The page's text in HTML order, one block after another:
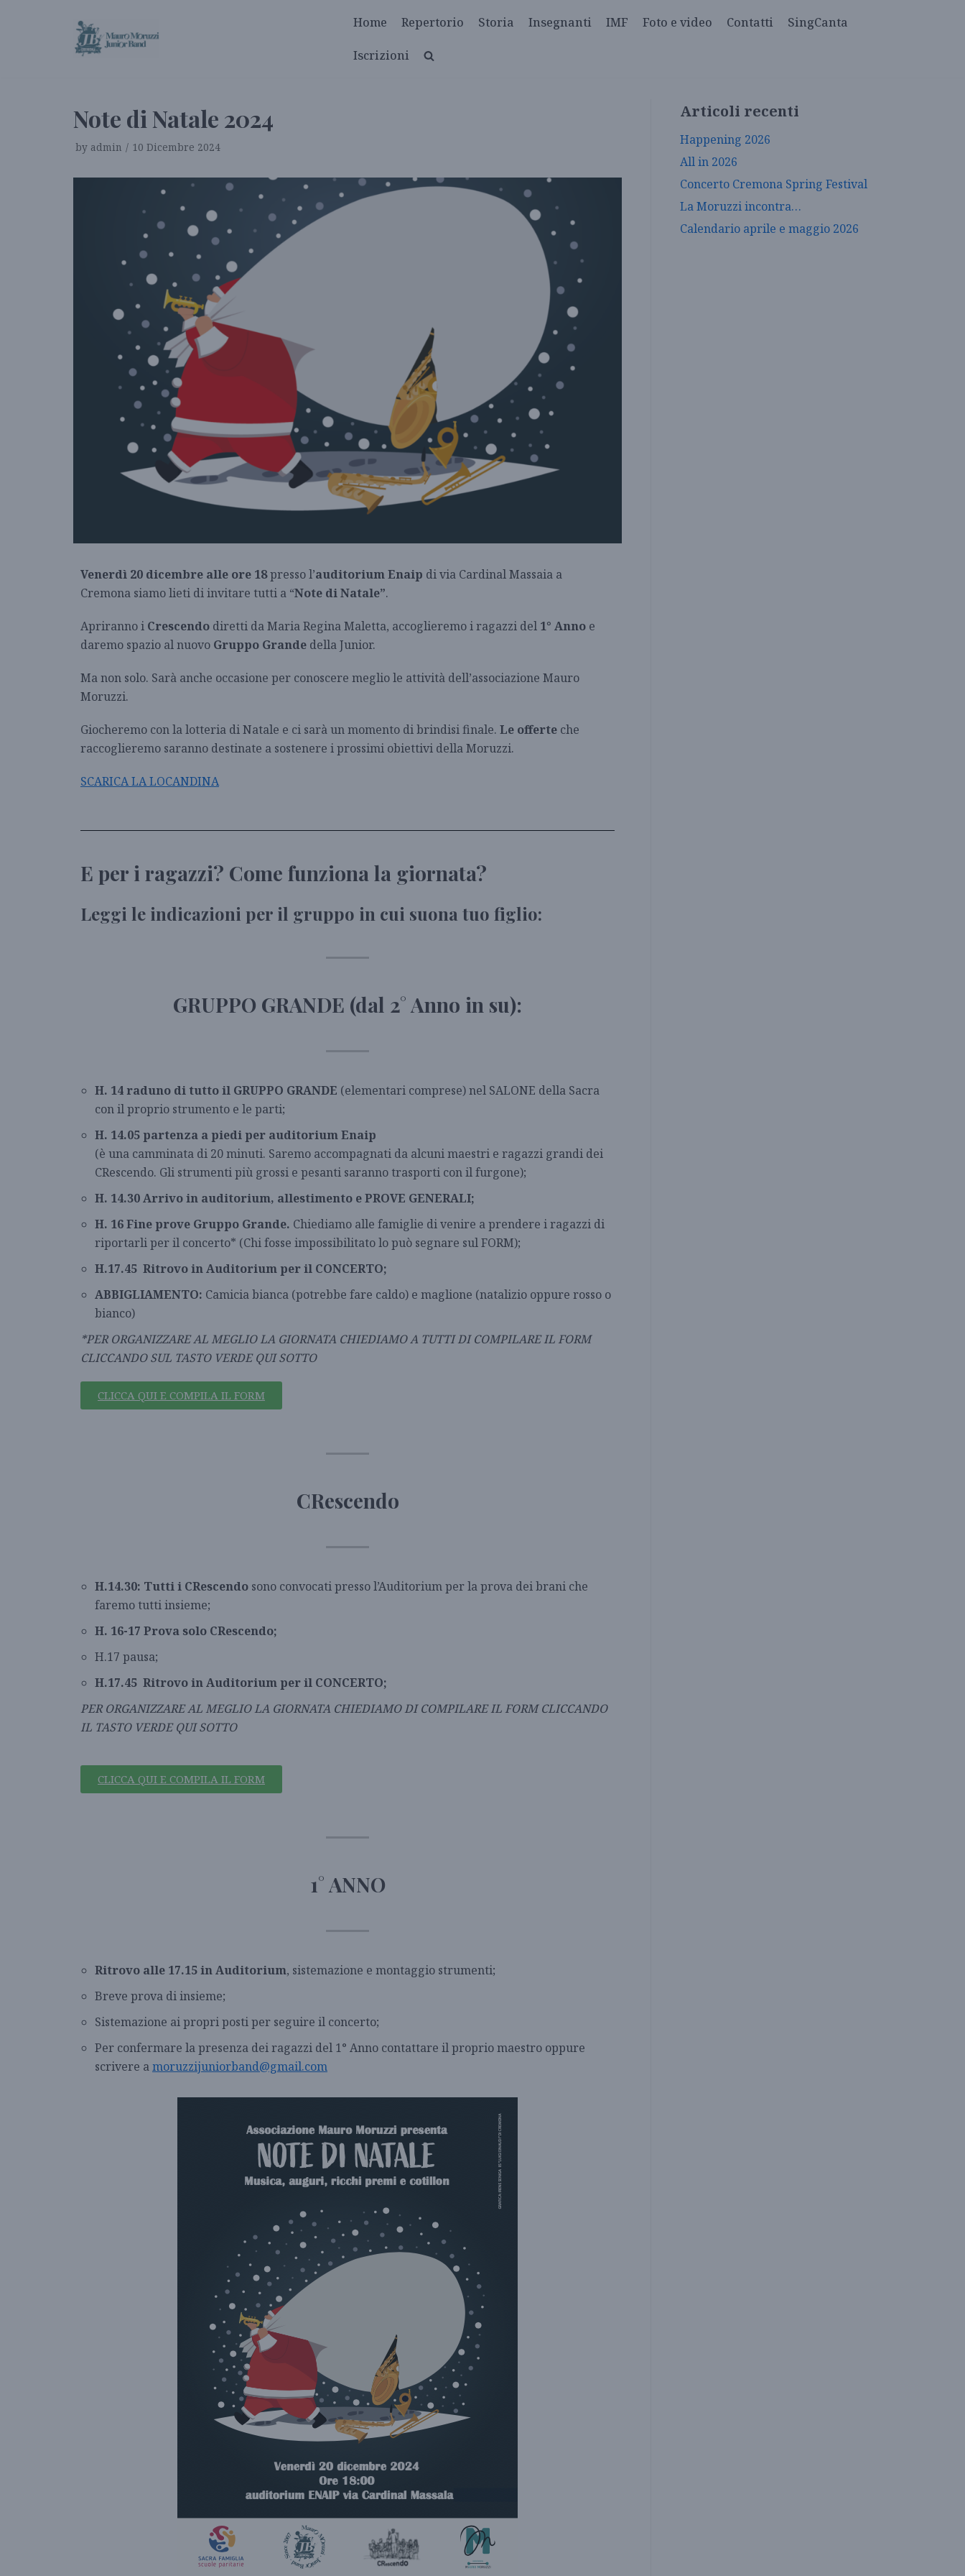
Home Repertorio Storia Insegnanti IMF Foto e video Contatti SingCanta
Iscrizioni
Note di Natale 2024
by admin 10 Dicembre 2024
Venerdì 20 dicembre alle ore 18presso l’auditorium Enaip di via Cardinal Massaia a
Cremona siamo lieti di invitare tutti a “Note di Natale”.
Apriranno i Crescendo diretti da Maria Regina Maletta, accoglieremo i ragazzi del 1° Anno e
daremo spazio al nuovo Gruppo Grande della Junior.
Ma non solo. Sarà anche occasione per conoscere meglio le attività dell’associazione Mauro
Moruzzi.
Giocheremo con la lotteria di Natale e ci sarà un momento di brindisi finale. Le offerte che
raccoglieremo saranno destinate a sostenere i prossimi obiettivi della Moruzzi.
SCARICA LA LOCANDINA
E per i ragazzi? Come funziona la giornata?
Leggi le indicazioni per il gruppo in cui suona tuo figlio:
GRUPPO GRANDE (dal 2° Anno in su):
H. 14 raduno di tutto il GRUPPO GRANDE (elementari comprese) nel SALONE della Sacra
con il proprio strumento e le parti;
H. 14.05 partenza a piedi per auditorium Enaip
(è una camminata di 20 minuti. Saremo accompagnati da alcuni maestri e ragazzi grandi dei
CRescendo. Gli strumenti più grossi e pesanti saranno trasporti con il furgone);
H. 14.30 Arrivo in auditorium, allestimento e PROVE GENERALI;
H. 16 Fine prove Gruppo Grande. Chiediamo alle famiglie di venire a prendere i ragazzi di
riportarli per il concerto* (Chi fosse impossibilitato lo può segnare sul FORM);
H.17.45 Ritrovo in Auditorium per il CONCERTO;
ABBIGLIAMENTO: Camicia bianca (potrebbe fare caldo) e maglione (natalizio oppure rosso o
bianco)
*PER ORGANIZZARE AL MEGLIO LA GIORNATA CHIEDIAMO A TUTTI DI COMPILARE IL FORM
CLICCANDO SUL TASTO VERDE QUI SOTTO
CLICCA QUI E COMPILA IL FORM
CRescendo
H.14.30: Tutti i CRescendo sono convocati presso l’Auditorium per la prova dei brani che
faremo tutti insieme;
H. 16-17 Prova solo CRescendo;
H.17 pausa;
H.17.45 Ritrovo in Auditorium per il CONCERTO;
PER ORGANIZZARE AL MEGLIO LA GIORNATA CHIEDIAMO DI COMPILARE IL FORM CLICCANDO
IL TASTO VERDE QUI SOTTO
CLICCA QUI E COMPILA IL FORM
1° ANNO
Ritrovo alle 17.15 in Auditorium, sistemazione e montaggio strumenti;
Breve prova di insieme;
Sistemazione ai propri posti per seguire il concerto;
Per confermare la presenza dei ragazzi del 1° Anno contattare il proprio maestro oppure
scrivere amoruzzijuniorband@gmail.com
Articoli recenti
Happening 2026
All in 2026
Concerto Cremona Spring Festival
La Moruzzi incontra…
Calendario aprile e maggio 2026